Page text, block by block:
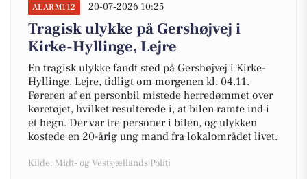
ALARM112 20-07-2026 10:25
Tragisk ulykke på Gershøjvej i
Kirke-Hyllinge, Lejre
En tragisk ulykke fandt sted på Gershøjvej i Kirke-
Hyllinge, Lejre, tidligt om morgenen kl. 04.11.
Føreren af en personbil mistede herredømmet over
køretøjet, hvilket resulterede i, at bilen ramte ind i
et hegn. Der var tre personer i bilen, og ulykken
kostede en 20-årig ung mand fra lokalområdet livet.
Kilde: Midt- og Vestsjællands Politi